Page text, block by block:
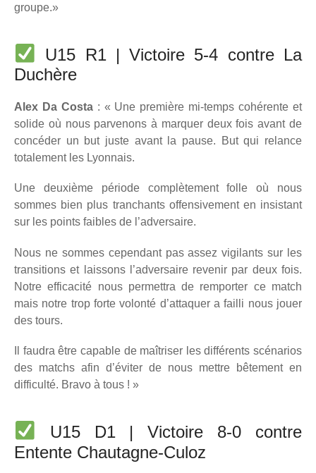
groupe.»
U15 R1 | Victoire 5-4 contre La
Duchère
Alex Da Costa: « Une première mi-temps cohérente et
solide où nous parvenons à marquer deux fois avant de
concéder un but juste avant la pause. But qui relance
totalement les Lyonnais.
Une deuxième période complètement folle où nous
sommes bien plus tranchants offensivement en insistant
sur les points faibles de l’adversaire.
Nous ne sommes cependant pas assez vigilants sur les
transitions et laissons l’adversaire revenir par deux fois.
Notre efficacité nous permettra de remporter ce match
mais notre trop forte volonté d’attaquer a failli nous jouer
des tours.
Il faudra être capable de maîtriser les différents scénarios
des matchs afin d’éviter de nous mettre bêtement en
difficulté. Bravo à tous ! »
U15 D1 | Victoire 8-0 contre
Entente Chautagne-Culoz